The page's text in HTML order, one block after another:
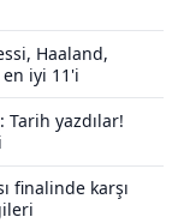
Haaland,
en iyi 11'i
Tarih yazdılar!
finalinde karşı